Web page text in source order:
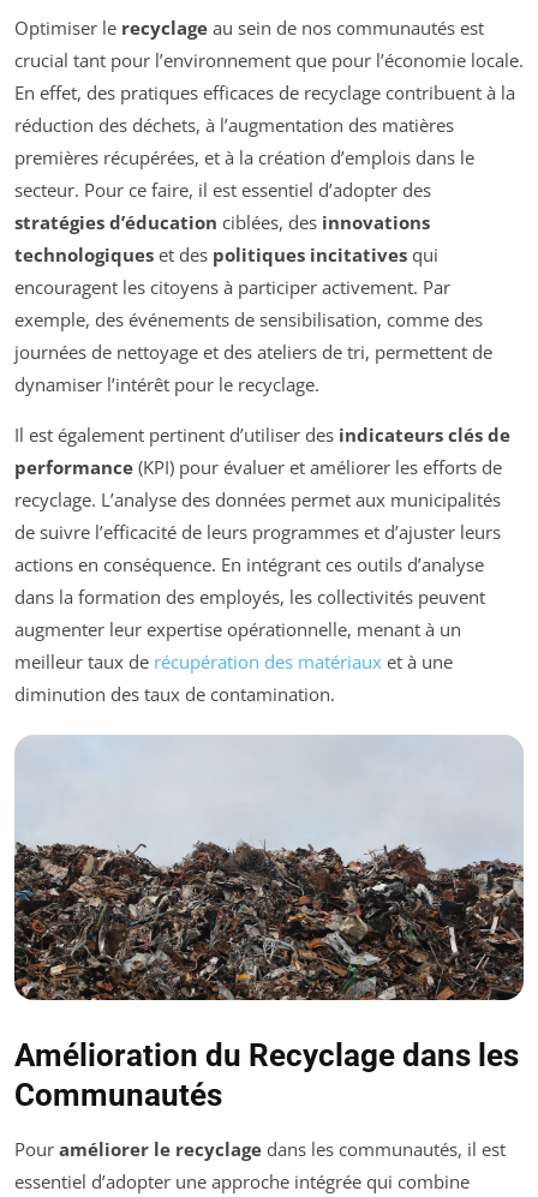
Optimiser le recyclage au sein de nos communautés est
crucial tant pour l’environnement que pour l’économie locale.
En effet, des pratiques efficaces de recyclage contribuent à la
réduction des déchets, à l’augmentation des matières
premières récupérées, et à la création d’emplois dans le
secteur. Pour ce faire, il est essentiel d’adopter des
stratégies d’éducation ciblées, des innovations
technologiques et des politiques incitatives qui
encouragent les citoyens à participer activement. Par
exemple, des événements de sensibilisation, comme des
journées de nettoyage et des ateliers de tri, permettent de
dynamiser l’intérêt pour le recyclage.
Il est également pertinent d’utiliser des indicateurs clés de
performance (KPI) pour évaluer et améliorer les efforts de
recyclage. L’analyse des données permet aux municipalités
de suivre l’efficacité de leurs programmes et d’ajuster leurs
actions en conséquence. En intégrant ces outils d’analyse
dans la formation des employés, les collectivités peuvent
augmenter leur expertise opérationnelle, menant à un
meilleur taux de récupération des matériaux et à une
diminution des taux de contamination.
Amélioration du Recyclage dans les
Communautés
Pour améliorer le recyclage dans les communautés, il est
essentiel d’adopter une approche intégrée qui combine